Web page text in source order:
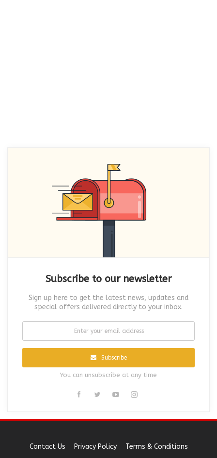
Subscribe to our newsletter
Sign up here to get the latest news, updates and
special offers delivered directly to your inbox.
Subscribe
You can unsubscribe at any time
Contact Us Privacy Policy Terms & Conditions